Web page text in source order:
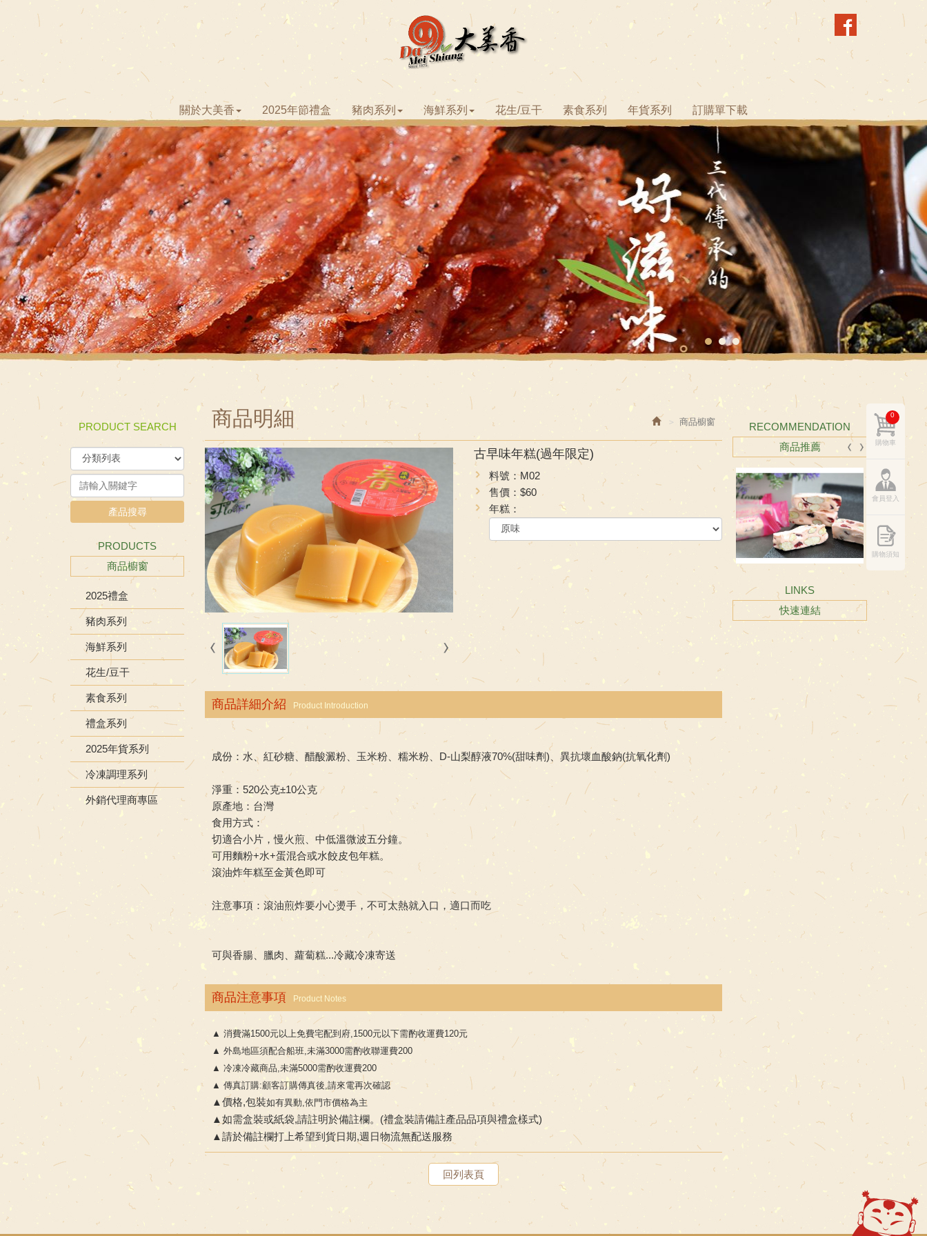
關於大美香 2025年節禮盒 豬肉系列 海鮮系列 花生/豆干 素食系列 年貨系列 訂購單下載
PRODUCT SEARCH
產品搜尋
PRODUCTS
商品櫥窗
2025禮盒
豬肉系列
海鮮系列
花生/豆干
素食系列
禮盒系列
2025年貨系列
冷凍調理系列
外銷代理商專區
商品櫥窗
商品明細
古早味年糕(過年限定)
料號：M02
售價：$60
年糕：
商品詳細介紹 Product Introduction
成份：水、紅砂糖、醋酸澱粉、玉米粉、糯米粉、D-山梨醇液70%(甜味劑)、異抗壞血酸鈉(抗氧化劑)
淨重：520公克±10公克
原產地：台灣
食用方式：
切適合小片，慢火煎、中低溫微波五分鐘。
可用麵粉+水+蛋混合或水餃皮包年糕。
滾油炸年糕至金黃色即可
注意事項：滾油煎炸要小心燙手，不可太熱就入口，適口而吃
可與香腸、臘肉、蘿蔔糕...冷藏冷凍寄送
商品注意事項 Product Notes
▲ 消費滿1500元以上免費宅配到府,1500元以下需酌收運費120元
▲ 外島地區須配合船班,未滿3000需酌收聯運費200
▲ 冷凍冷藏商品,未滿5000需酌收運費200
▲ 傳真訂購:顧客訂購傳真後,請來電再次確認
▲ 價格,包裝如有異動,依門市價格為主
▲如需盒裝或紙袋,請註明於備註欄。(禮盒裝請備註產品品項與禮盒樣式)
▲請於備註欄打上希望到貨日期,週日物流無配送服務
回列表頁
RECOMMENDATION
商品推薦
LINKS
快速連結
購物車
0
會員登入
購物須知